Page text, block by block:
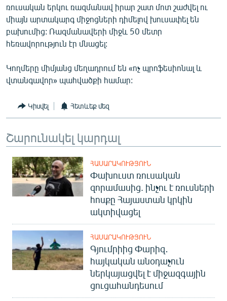
ԲԱՆԱՎԵՃ
ՁԳՏԵԼՈՎ ԼԱՎԱԳՈՒՅՆԻՆ
ՓՈԴՔԱՍԹ
Հայերեն
Русский
ՀԵՏԵՎԵՔ ՄԵԶ
«Ազատության» բոլոր կայքերը
ռուսական երկու ռազմանավ իրար շատ մոտ շաժվել ու
միայն արտակարգ միջոցների դիմելով խուսափել են
բախումից: Ռազմանավերի միջև 50 մետր
հեռավորություն էր մնացել:
Կողմերը միմյանց մեղադրում են «ոչ պրոֆեսիոնալ և
վտանգավոր» պահվածքի համար:
Կիսվել Հետևեք մեզ
Շարունակել կարդալ
ՀԱՍԱՐԱԿՈՒԹՅՈՒՆ
Փախուստ ռուսական
զորամասից. ինչու է ռուսների
հոսքը Հայաստան կրկին
ակտիվացել
ՀԱՍԱՐԱԿՈՒԹՅՈՒՆ
Գյումրիից Փարիզ․
հայկական անօդաչուն
ներկայացվել է միջազգային
ցուցահանդեսում